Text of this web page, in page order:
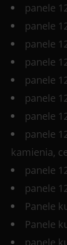
panele
panele
panele
panele
panele
panele
panele
panele
kamienia,
panele
panele
Panele
Panele
panele